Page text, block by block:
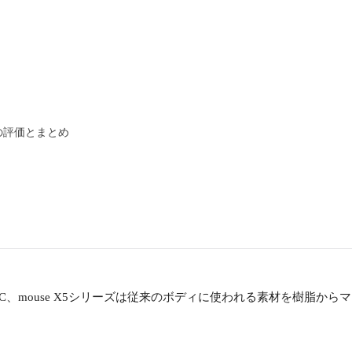
価とまとめ
mouse X5シリーズは従来のボディに使われる素材を樹脂から